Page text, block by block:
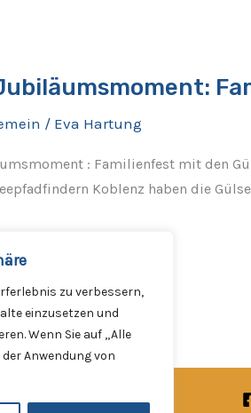
zu verbessern,
einzusetzen und
Wenn Sie auf „Alle
Anwendung von
/ Eva Hartung
: Familienfest mit den
Koblenz haben die